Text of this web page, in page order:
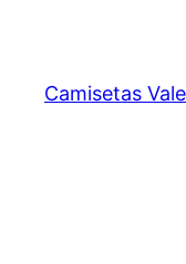
contenido
Camisetas